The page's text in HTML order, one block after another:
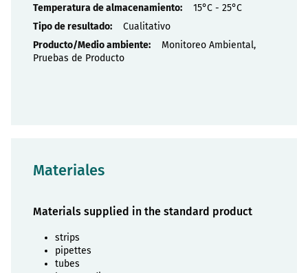
15°C - 25°C
Cualitativo
Monitoreo Ambiental,
Pruebas de Producto
Materiales
Materials supplied in the standard product
strips
pipettes
tubes